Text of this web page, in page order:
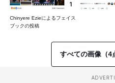
1
Chinyere Ezieによるフェイス
ブックの投稿
すべての画像（4